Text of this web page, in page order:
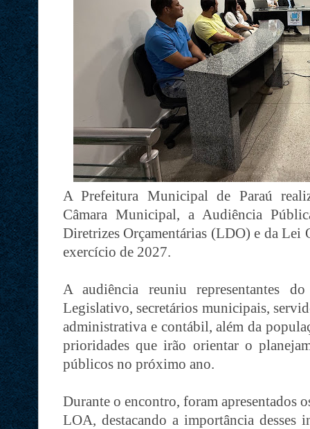
A Prefeitura Municipal de Paraú
Câmara Municipal, a Audiência
Diretrizes Orçamentárias (LDO) e da Lei
exercício de 2027.
A audiência reuniu representantes
Legislativo, secretários municipais,
administrativa e contábil, além da
prioridades que irão orientar o
públicos no próximo ano.
Durante o encontro, foram apresentados
LOA, destacando a importância desses